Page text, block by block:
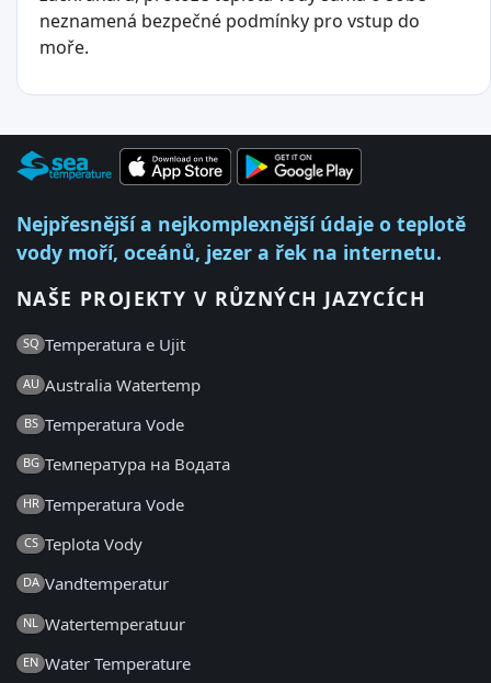
neznamená bezpečné podmínky pro vstup do
moře.
Nejpřesnější a nejkomplexnější údaje o teplotě
vody moří, oceánů, jezer a řek na internetu.
NAŠE PROJEKTY V RŮZNÝCH JAZYCÍCH
SQ Temperatura e Ujit
AU Australia Watertemp
BS Temperatura Vode
BG Температура на Водата
HR Temperatura Vode
CS Teplota Vody
DA Vandtemperatur
NL Watertemperatuur
EN Water Temperature